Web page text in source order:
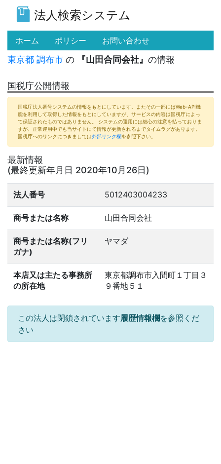
法人検索システム
ホーム (current)
ポリシー お問い合わせ
東京都 調布市 の 『山田合同会社』 の情報
国税庁公開情報
国税庁法人番号システムの情報をもとにしています。またその一部にはWeb-API機
能を利用して取得した情報をもとにしていますが、サービスの内容は国税庁によっ
て保証されたものではありません。 システムの運用には細心の注意を払っておりま
すが、正常運用中でも当サイトにて情報が更新されるまでタイムラグがあります。
国税庁へのリンクにつきましては外部リンク欄を参照下さい。
最新情報
(最終更新年月日 2020年10月26日)
法人番号 5012403004233
商号または名称 山田合同会社
商号または名称(フリ
ガナ)
ヤマダ
本店又は主たる事務所
の所在地
東京都調布市入間町１丁目３
９番地５１
この法人は閉鎖されています履歴情報欄を参照くだ
さい